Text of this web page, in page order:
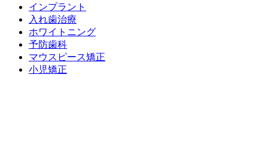
インプラント
入れ歯治療
ホワイトニング
予防歯科
マウスピース矯正
小児矯正